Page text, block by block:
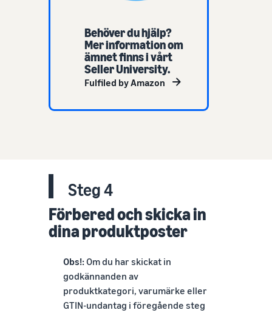
Behöver du hjälp?
Mer information om
ämnet finns i vårt
Seller University.
Fulfiled by Amazon
Steg 4
Förbered och skicka in
dina produktposter
Obs!:Om du har skickat in
godkännanden av
produktkategori, varumärke eller
GTIN-undantag i föregående steg